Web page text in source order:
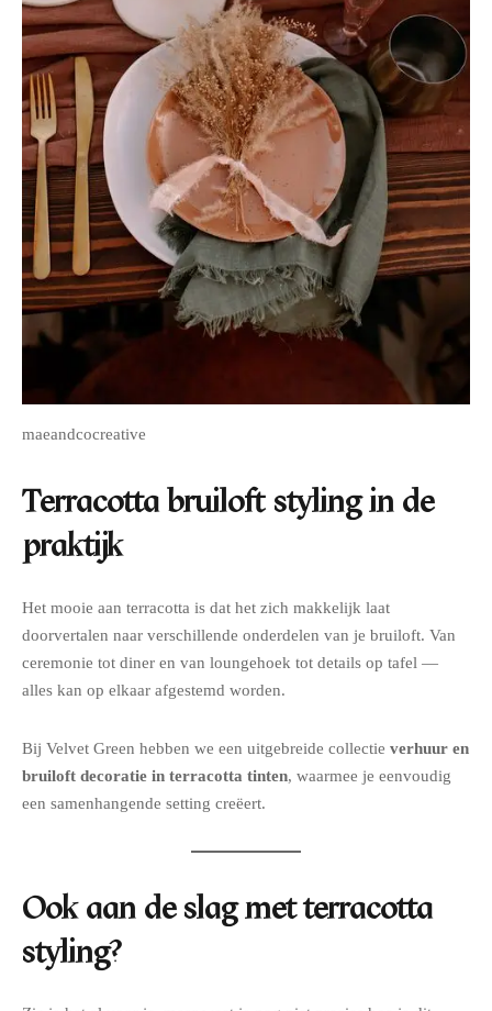
maeandcocreative
Terracotta bruiloft styling in de
praktijk
Het mooie aan terracotta is dat het zich makkelijk laat
doorvertalen naar verschillende onderdelen van je bruiloft. Van
ceremonie tot diner en van loungehoek tot details op tafel —
alles kan op elkaar afgestemd worden.
Bij Velvet Green hebben we een uitgebreide collectie verhuur en
bruiloft decoratie in terracotta tinten, waarmee je eenvoudig
een samenhangende setting creëert.
Ook aan de slag met terracotta
styling?